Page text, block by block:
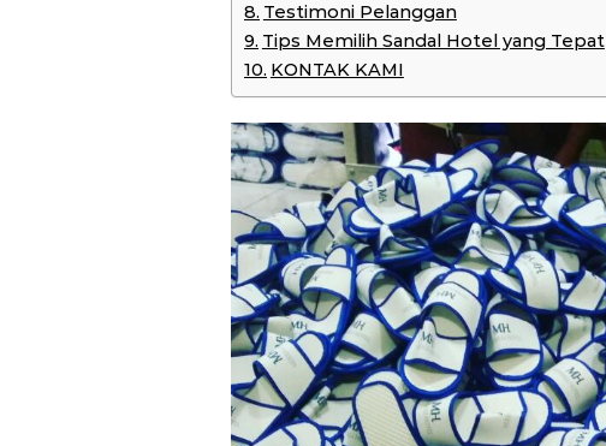
Testimoni Pelanggan
Tips Memilih Sandal Hotel yang Tepat
KONTAK KAMI